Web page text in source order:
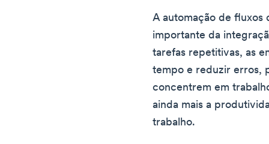
A automação de
importante da
tarefas repetitivas, as
tempo e reduzir erros,
concentrem em
ainda mais a
trabalho.